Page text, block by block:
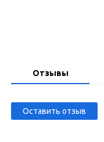
Отзывы
Оставить отзыв